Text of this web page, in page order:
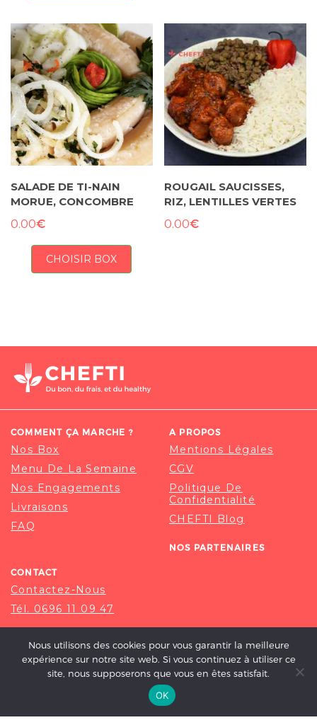
SALADE DE TI-NAIN
MORUE, CONCOMBRE
0.00€
CHOISIR BOX
ROUGAIL SAUCISSES,
RIZ, LENTILLES VERTES
0.00€
COMMENT ÇA MARCHE ?
Nos Box
Menu De La Semaine
Nos Engagements
Livraisons
FAQ
A PROPOS
Mentions Légales
CGV
Politique De
Confidentialité
CHEFTI Blog
NOS PARTENAIRES
CONTACT
Contactez-Nous
Tél. 0696 11 09 47
© 2020-2026 CHEFTI, ALL RIGHT RESERVED.
Nous utilisons des cookies pour vous garantir la meilleure
expérience sur notre site web. Si vous continuez à utiliser ce
site, nous supposerons que vous en êtes satisfait.
OK